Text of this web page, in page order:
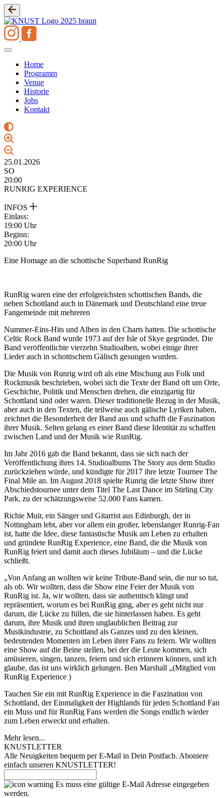
Zum
Inhalt
springen
Home
Programm
Venue
Historie
Jobs
Kontakt
25.01.2026
SO
20:00
RUNRIG EXPERIENCE
INFOS
Einlass:
19:00 Uhr
Beginn:
20:00 Uhr
Eine Homage an die schottische Superband RunRig
RunRig waren eine der erfolgreichsten schottischen Bands, die
neben Schottland auch in Dänemark und Deutschland eine treue
Fangemeinde mit mehreren
Nummer-Eins-Hits und Alben in den Charts hatten. Die schottische
Celtic Rock Band wurde 1973 auf der Isle of Skye gegründet. Die
Band veröffentlichte vierzehn Studioalben, wobei einige ihrer
Lieder auch in schottischem Gälisch gesungen wurden.
Die Musik von Runrig wird oft als eine Mischung aus Folk und
Rockmusik beschrieben, wobei sich die Texte der Band oft um Orte,
Geschichte, Politik und Menschen drehen, die einzigartig für
Schottland sind oder waren. Dieser traditionelle Bezug in der Musik,
aber auch in den Texten, die teilweise auch gälische Lyriken haben,
zeichnet die Besonderheit der Band aus und schafft die Faszination
ihrer Musik. Selten gelang es einer Band diese Identität zu schaffen
zwischen Land und der Musik wie RunRig.
Im Jahr 2016 gab die Band bekannt, dass sie sich nach der
Veröffentlichung ihres 14. Studioalbums The Story aus dem Studio
zurückziehen würde, und kündigte für 2017 ihre letzte Tournee The
Final Mile an. Im August 2018 spielte Runrig die letzte Show ihrer
Abschiedstournee unter dem Titel The Last Dance im Stirling City
Park, zu der schätzungsweise 52.000 Fans kamen.
Richie Muir, ein Sänger und Gitarrist aus Edinburgh, der in
Nottingham lebt, aber vor allem ein großer, lebenslanger Runrig-Fan
ist, hatte die Idee, diese fantastische Musik am Leben zu erhalten
und gründete RunRig Experience, eine Band, die die Musik von
RunRig feiert und damit auch dieses Jubiläum – und die Lücke
schließt.
„Von Anfang an wollten wir keine Tribute-Band sein, die nur so tut,
als ob. Wir wollten, dass die Show eine Feier der Musik von
RunRig ist. Ja, wir wollten, dass sie authentisch klingt und
repräsentiert, worum es bei RunRig ging, aber es geht nicht nur
darum, die Lücke zu füllen, die sie hinterlassen haben. Es geht
darum, ihre Musik und ihren unglaublichen Beitrag zur
Musikindustrie, zu Schottland als Ganzes und zu den kleinen,
bedeutenden Momenten im Leben ihrer Fans zu feiern. Wir wollten
eine Show auf die Beine stellen, bei der die Leute kommen, sich
amüsieren, singen, tanzen, feiern und sich erinnern können, und ich
glaube, das ist uns wirklich gelungen. Ben Marshall „(Mitglied von
RunRig Experience )
Tauchen Sie ein mit RunRig Experience in die Faszination von
Schottland, der Einmaligkeit der Highlands für jeden Schottland Fan
ein Muss und für RunRig Fans werden die Songs endlich wieder
zum Leben erweckt und erhalten.
Mehr lesen...
KNUSTLETTER
Alle Neuigkeiten bequem per E-Mail in Dein Postfach. Aboniere
einfach unseren KNUSTLETTER!
Es muss eine gültige E-Mail Adresse eingegeben
werden.